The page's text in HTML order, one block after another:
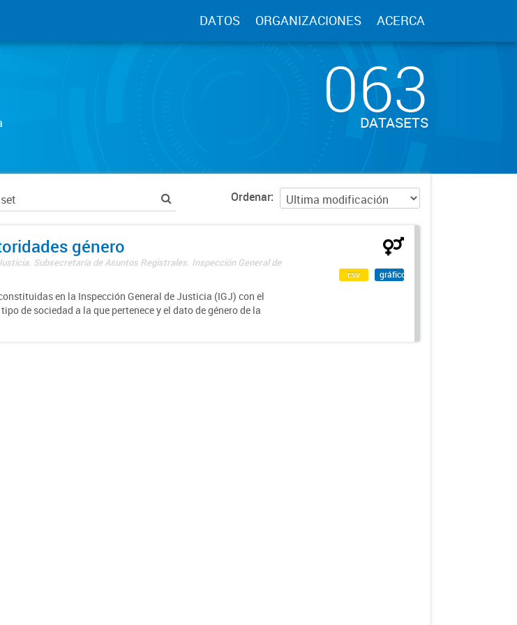
DATOS ORGANIZACIONES ACERCA
063
DATASETS
Ordenar
género
Subsecretaría de Asuntos Registrales. Inspección General de
en la Inspección General de Justicia (IGJ) con el
de sociedad a la que pertenece y el dato de género de la
csv gráfico